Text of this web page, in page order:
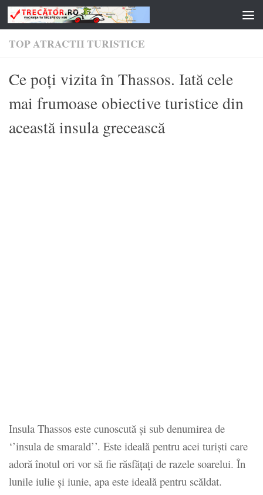
Skip to content
TOP ATRACTII TURISTICE
Ce poți vizita în Thassos. Iată cele
mai frumoase obiective turistice din
această insula grecească
Insula Thassos este cunoscută și sub denumirea de
‘’insula de smarald’’. Este ideală pentru acei turiști care
adoră înotul ori vor să fie răsfățați de razele soarelui. În
lunile iulie și iunie, apa este ideală pentru scăldat.